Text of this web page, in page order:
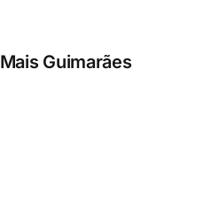
Mais Guimarães